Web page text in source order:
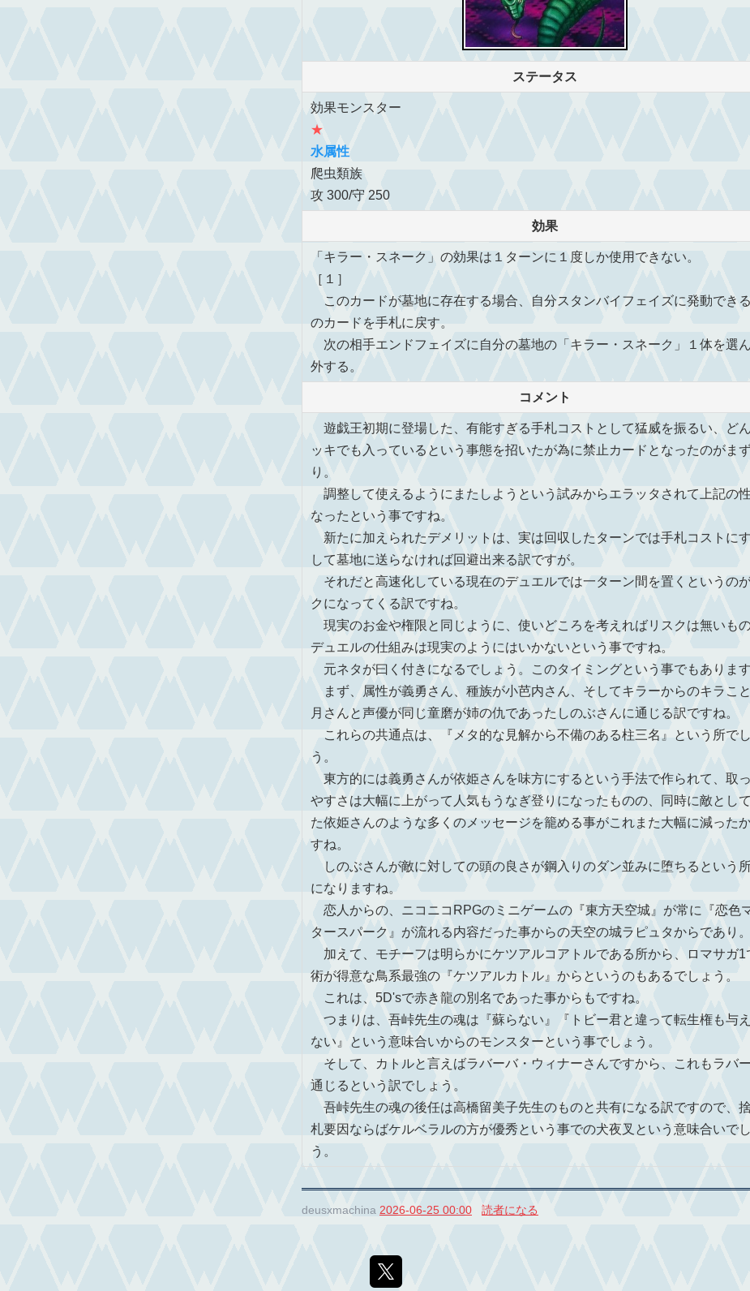
ステータス
効果モンスター
★
水属性
爬虫類族
攻 300/守 250
効果
「キラー・スネーク」の効果は１ターンに１度しか使用できない。
［１］
このカードが墓地に存在する場合、自分スタンバイフェイズに発動でき
のカードを手札に戻す。
次の相手エンドフェイズに自分の墓地の「キラー・スネーク」１体を選
外する。
コメント
遊戯王初期に登場した、有能すぎる手札コストとして猛威を振るい、ど
ッキでも入っているという事態を招いたが為に禁止カードとなったのがま
り。
調整して使えるようにまたしようという試みからエラッタされて上記の
なったという事ですね。
新たに加えられたデメリットは、実は回収したターンでは手札コストに
して墓地に送らなければ回避出来る訳ですが。
それだと高速化している現在のデュエルでは一ターン間を置くというの
クになってくる訳ですね。
現実のお金や権限と同じように、使いどころを考えればリスクは無いもの
デュエルの仕組みは現実のようにはいかないという事ですね。
元ネタが曰く付きになるでしょう。このタイミングという事でもあります
まず、属性が義勇さん、種族が小芭内さん、そしてキラーからのキラこ
月さんと声優が同じ童磨が姉の仇であったしのぶさんに通じる訳ですね。
これらの共通点は、『メタ的な見解から不備のある柱三名』という所で
う。
東方的には義勇さんが依姫さんを味方にするという手法で作られて、取
やすさは大幅に上がって人気もうなぎ登りになったものの、同時に敵とし
た依姫さんのような多くのメッセージを籠める事がこれまた大幅に減った
すね。
しのぶさんが敵に対しての頭の良さが鋼入りのダン並みに堕ちるという
になりますね。
恋人からの、ニコニコRPGのミニゲームの『東方天空城』が常に『恋色
タースパーク』が流れる内容だった事からの天空の城ラピュタからであり。
加えて、モチーフは明らかにケツアルコアトルである所から、ロマサガ1
術が得意な鳥系最強の『ケツアルカトル』からというのもあるでしょう。
これは、5D'sで赤き龍の別名であった事からもですね。
つまりは、吾峠先生の魂は『蘇らない』『トビー君と違って転生権も与
ない』という意味合いからのモンスターという事でしょう。
そして、カトルと言えばラバーバ・ウィナーさんですから、これもラバ
通じるという訳でしょう。
吾峠先生の魂の後任は高橋留美子先生のものと共有になる訳ですので、
札要因ならばケルベラルの方が優秀という事での犬夜叉という意味合いで
う。
deusxmachina 2026-06-25 00:00 読者になる